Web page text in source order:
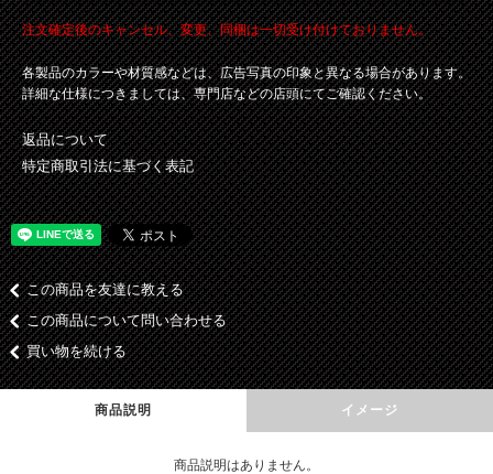
注文確定後のキャンセル、変更、同梱は一切受け付けておりません。
各製品のカラーや材質感などは、広告写真の印象と異なる場合があります。
詳細な仕様につきましては、専門店などの店頭にてご確認ください。
返品について
特定商取引法に基づく表記
この商品を友達に教える
この商品について問い合わせる
買い物を続ける
商品説明 イメージ
商品説明はありません。